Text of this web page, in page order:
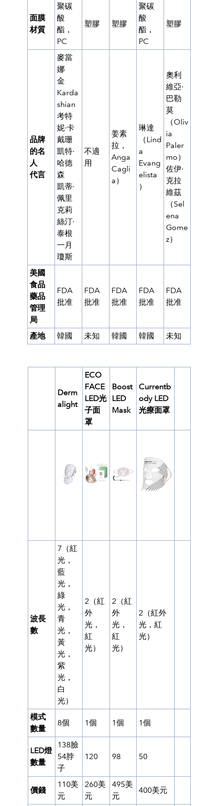
面膜
材質
聚碳
酸
酯，
PC
塑膠 塑膠
聚碳
酸
酯，
PC
塑膠
品牌
的名
人
代言
麥當
娜
金
Karda
shian
考特
妮·卡
戴珊
凱特·
哈德
森
凱蒂·
佩里
克莉
絲汀·
泰根
一月
瓊斯
不適
用
姜素
拉，
Anga
Cagli
a）
琳達
（Lind
a
Evang
elista
）
奧利
維亞·
巴勒
莫
（Oliv
ia
Paler
mo）
佐伊·
克拉
維茲
（Sel
ena
Gome
z）
美國
食品
藥品
管理
局
FDA
批准
FDA
批准
FDA
批准
FDA
批准
FDA
批准
產地 韓國 未知 韓國 韓國 未知
Derm
alight
ECO
FACE
LED光
子面
罩
Boost
LED
Mask
Currentb
ody LED
光療面罩
波長
數
7（紅
光，
藍
光，
綠
光，
青
光，
黃
光，
紫
光，
白
光）
2（紅
外
光，
紅
光）
2（紅
外
光，
紅
光）
2（紅外
光，紅
光）
模式
數量
8個 1個 1個 1個
LED燈
數量
138臉
54脖
子
120 98 50
價錢
110美
元
260美
元
495美
元
400美元